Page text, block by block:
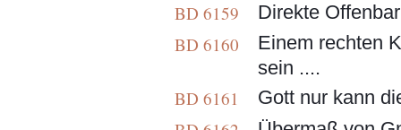
BD 6159
Direkte
BD 6160
Einem rechten
sein ....
BD 6161
Gott nur kann